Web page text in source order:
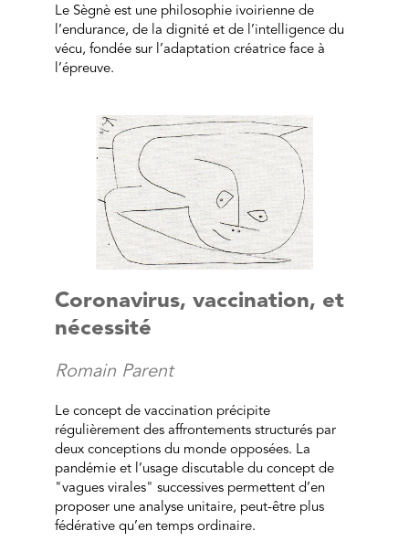
Le Sègnè est une philosophie ivoirienne de
l’endurance, de la dignité et de l’intelligence du
vécu, fondée sur l’adaptation créatrice face à
l’épreuve.
Coronavirus, vaccination, et
nécessité
Romain Parent
Le concept de vaccination précipite
régulièrement des affrontements structurés par
deux conceptions du monde opposées. La
pandémie et l’usage discutable du concept de
"vagues virales" successives permettent d’en
proposer une analyse unitaire, peut-être plus
fédérative qu’en temps ordinaire.